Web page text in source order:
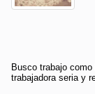
Busco trabajo
trabajadora seria y